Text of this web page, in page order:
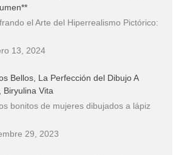
el Arte del Hiperrealismo Pictórico:
13, 2024
Bellos, La Perfección del Dibujo A
Biryulina Vita
bonitos de mujeres dibujados a lápiz
29, 2023